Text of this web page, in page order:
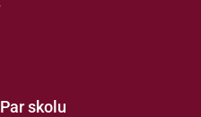
Par skolu